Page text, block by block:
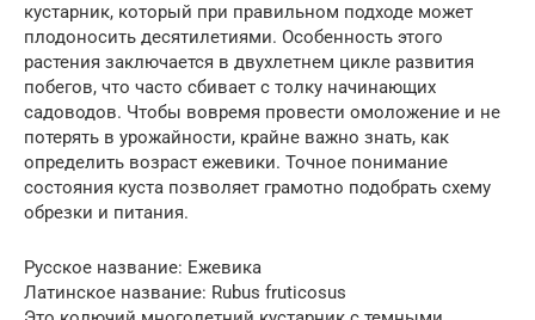
кустарник, который при правильном подходе может
плодоносить десятилетиями. Особенность этого
растения заключается в двухлетнем цикле развития
побегов, что часто сбивает с толку начинающих
садоводов. Чтобы вовремя провести омоложение и не
потерять в урожайности, крайне важно знать, как
определить возраст ежевики. Точное понимание
состояния куста позволяет грамотно подобрать схему
обрезки и питания.
Русское название: Ежевика
Латинское название: Rubus fruticosus